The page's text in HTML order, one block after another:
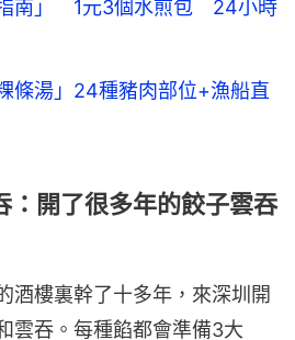
南」 1元3個水煎包 24小時
條湯」24種豬肉部位+漁船直
：開了很多年的餃子雲吞
酒樓裏幹了十多年，來深圳開
雲吞。每種餡都會準備3大